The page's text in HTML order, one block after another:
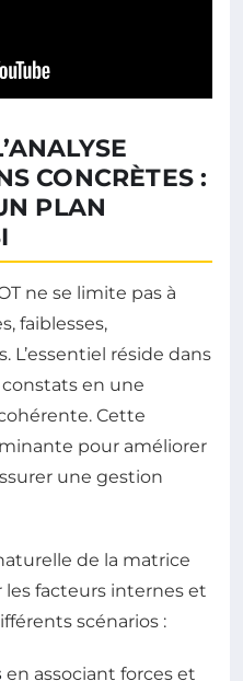
CONCRÈTES :
PLAN
ne se limite pas à
faiblesses,
réside dans
en une
Cette
pour améliorer
une gestion
de la matrice
les facteurs internes et
scénarios :
en associant forces et